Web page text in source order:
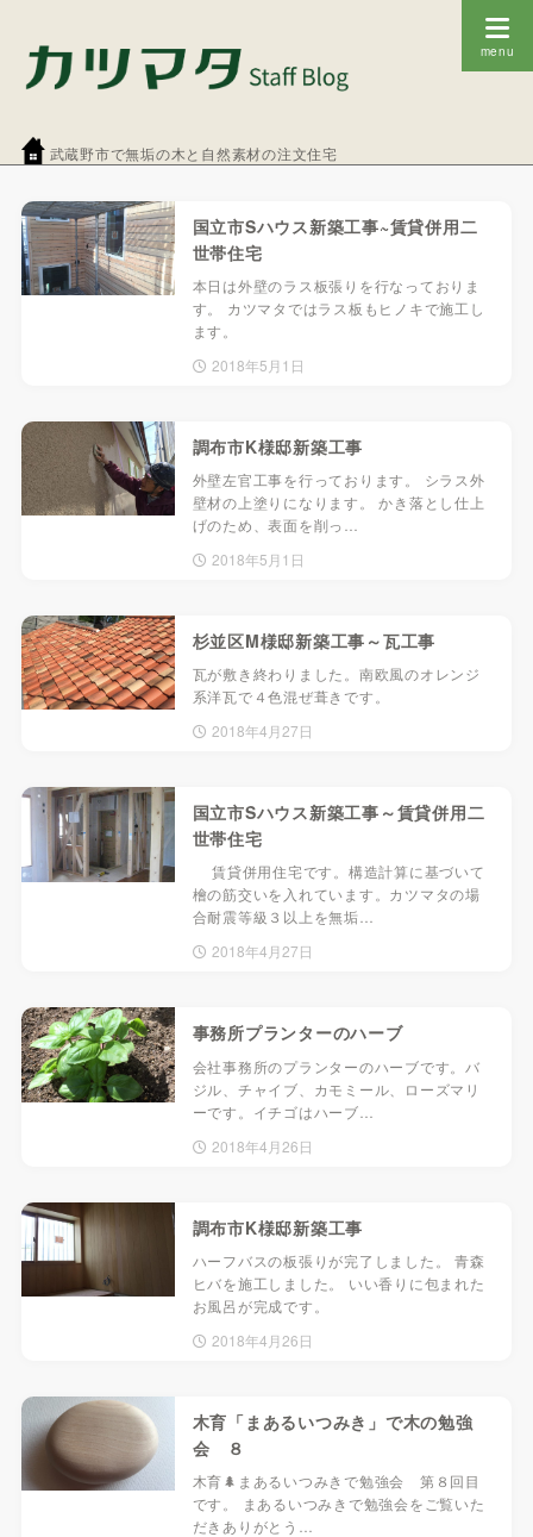
武蔵野市で無垢の木と自然素材の注文住宅
国立市Sハウス新築工事~賃貸併用二
世帯住宅
本日は外壁のラス板張りを行なっておりま
す。 カツマタではラス板もヒノキで施工し
ます。
2018年5月1日
調布市K様邸新築工事
外壁左官工事を行っております。 シラス外
壁材の上塗りになります。 かき落とし仕上
げのため、表面を削っ…
2018年5月1日
杉並区M様邸新築工事～瓦工事
瓦が敷き終わりました。南欧風のオレンジ
系洋瓦で４色混ぜ葺きです。
2018年4月27日
国立市Sハウス新築工事～賃貸併用二
世帯住宅
賃貸併用住宅です。構造計算に基づいて
檜の筋交いを入れています。カツマタの場
合耐震等級３以上を無垢…
2018年4月27日
事務所プランターのハーブ
会社事務所のプランターのハーブです。バ
ジル、チャイブ、カモミール、ローズマリ
ーです。イチゴはハーブ…
2018年4月26日
調布市K様邸新築工事
ハーフバスの板張りが完了しました。 青森
ヒバを施工しました。 いい香りに包まれた
お風呂が完成です。
2018年4月26日
木育「まあるいつみき」で木の勉強
会 ８
木育🌲まあるいつみきで勉強会 第８回目
です。 まあるいつみきで勉強会をご覧いた
だきありがとう…